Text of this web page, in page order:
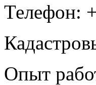
Телефон:
Опыт